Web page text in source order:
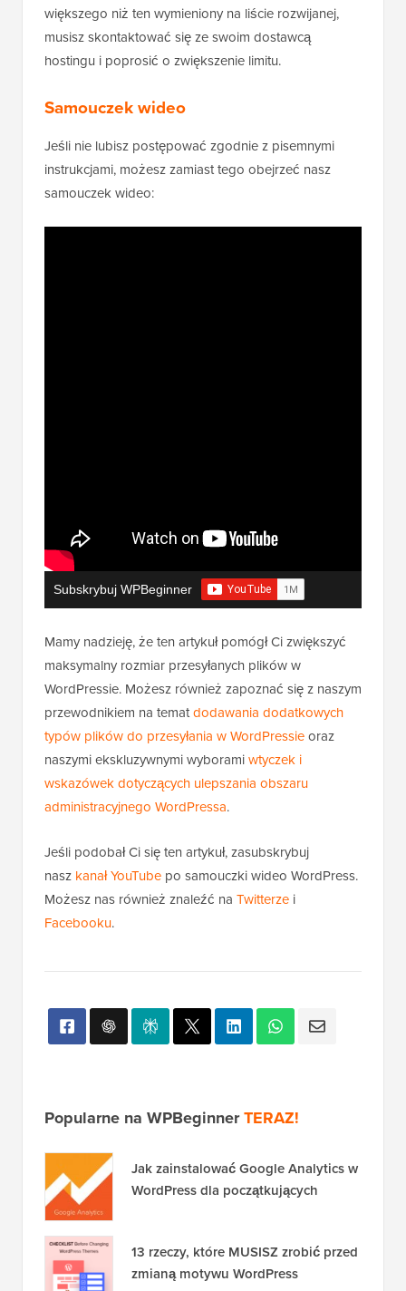
większego niż ten wymieniony na liście rozwijanej,
musisz skontaktować się ze swoim dostawcą
hostingu i poprosić o zwiększenie limitu.
Samouczek wideo
Jeśli nie lubisz postępować zgodnie z pisemnymi
instrukcjami, możesz zamiast tego obejrzeć nasz
samouczek wideo:
Subskrybuj WPBeginner
Mamy nadzieję, że ten artykuł pomógł Ci zwiększyć
maksymalny rozmiar przesyłanych plików w
WordPressie. Możesz również zapoznać się z naszym
przewodnikiem na tematdodawania dodatkowych
typów plików do przesyłania w WordPressieoraz
naszymi ekskluzywnymi wyboramiwtyczek i
wskazówek dotyczących ulepszania obszaru
administracyjnego WordPressa.
Jeśli podobał Ci się ten artykuł, zasubskrybuj
nasz kanał YouTube po samouczki wideo WordPress.
Możesz nas również znaleźć na Twitterze i
Facebooku.
Popularne na WPBeginnerTERAZ!
Jak zainstalować Google Analytics w
WordPress dla początkujących
13 rzeczy, które MUSISZ zrobić przed
zmianą motywu WordPress